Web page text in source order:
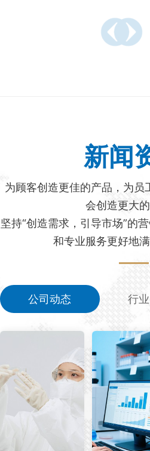
新闻
为顾客创造更佳的产品，为员
会创造更大的
坚持“创造需求，引导市场”的
和专业服务更好地满
公司动态 行